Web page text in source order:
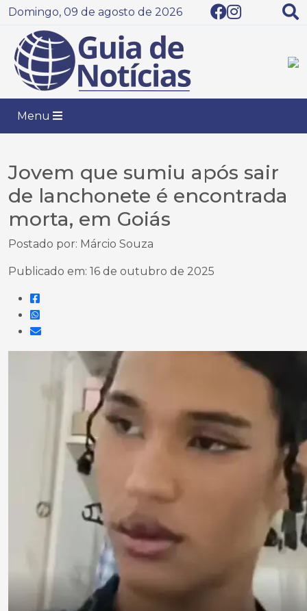
Domingo, 09 de agosto de 2026
Menu
Jovem que sumiu após sair
de lanchonete é encontrada
morta, em Goiás
Postado por: Márcio Souza
Publicado em: 16 de outubro de 2025